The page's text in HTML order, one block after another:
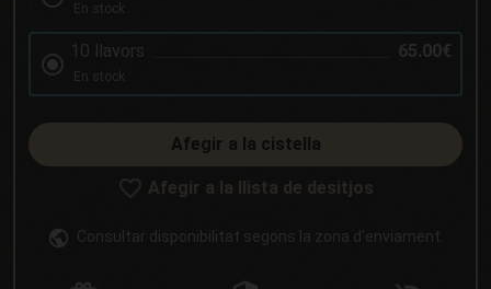
En stock
10 llavors 65.00€
En stock
Afegir a la cistella
Afegir a la llista de desitjos
Consultar disponibilitat segons la zona d'enviament.